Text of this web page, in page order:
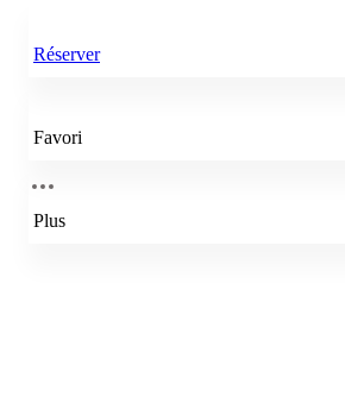
Réserver
Favori
Plus